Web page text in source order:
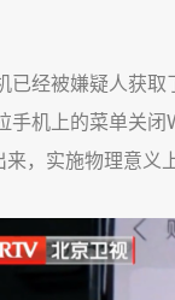
已经被嫌疑人获
手机上的菜单关
，实施物理意义